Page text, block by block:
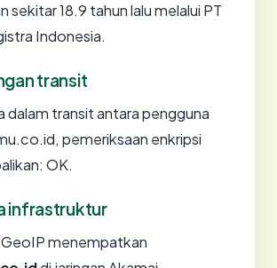
sekitar 18.9 tahun lalu melalui PT
Indonesia.
transit
dalam transit antara pengguna
pemeriksaan enkripsi
OK.
infrastruktur
menempatkan